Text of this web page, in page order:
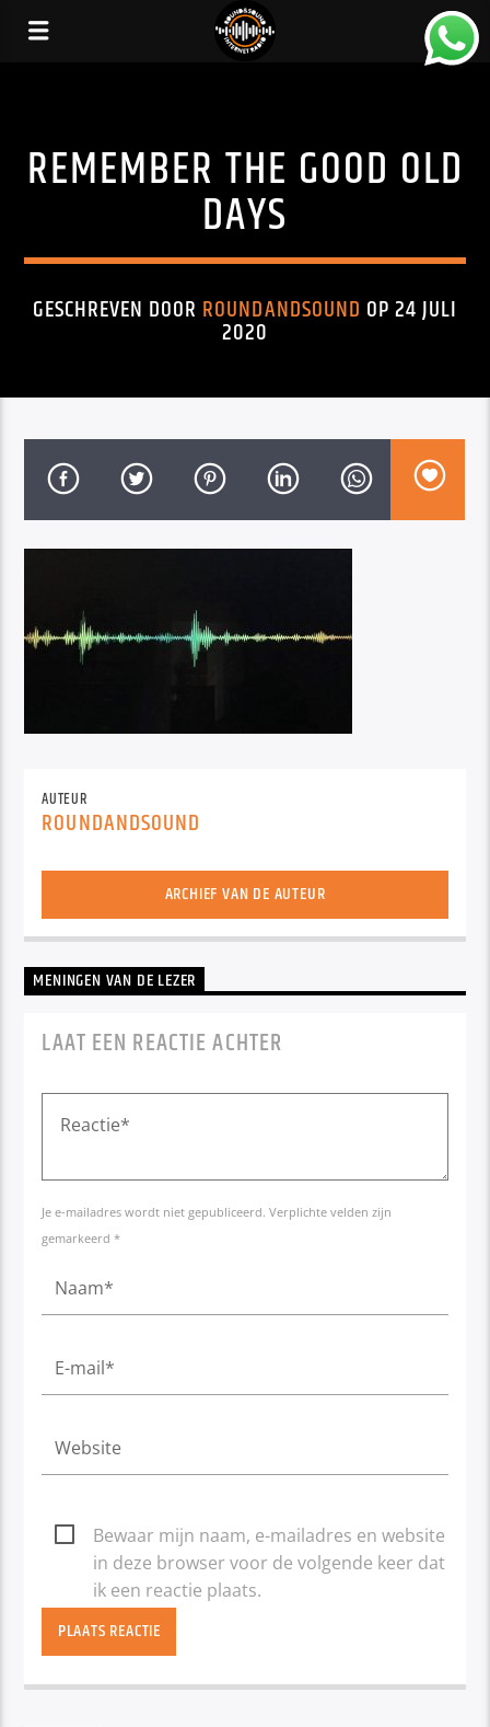
REMEMBER THE GOOD OLD
DAYS
GESCHREVEN DOOR ROUNDANDSOUND OP 24 JULI
2020
AUTEUR
ROUNDANDSOUND
ARCHIEF VAN DE AUTEUR
MENINGEN VAN DE LEZER
LAAT EEN REACTIE ACHTER
Je e-mailadres wordt niet gepubliceerd. Verplichte velden zijn
gemarkeerd *
Bewaar mijn naam, e-mailadres en website
in deze browser voor de volgende keer dat
ik een reactie plaats.